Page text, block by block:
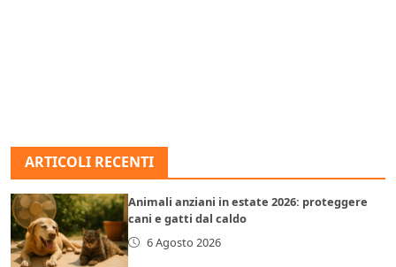
ARTICOLI RECENTI
Animali anziani in estate 2026: proteggere
cani e gatti dal caldo
6 Agosto 2026